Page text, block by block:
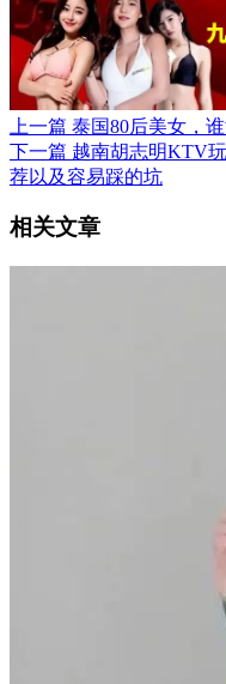
上一篇 泰国80后美女，
下一篇 越南胡志明KTV
荐以及容易踩的坑
相关文章